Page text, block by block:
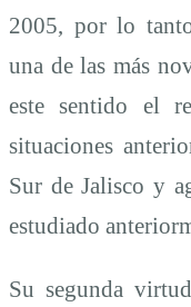
2005, por lo
una de las más
este sentido el
situaciones
Sur de Jalisco y
estudiado
Su segunda